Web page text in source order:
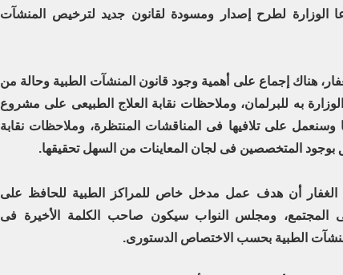
دعا الوزارة لطرح إصدار ومسودة لقانون جديد لترخيص المنشآت
هناك إجماع على أهمية وجود قانون المنشآت الطبية وحالة من
به للبرلمان، وملاحظات نقابة العلاج الطبيعى على مشروع
وسنعمل على تلافيها فى المناقشات المنتظرة، وملاحظات نقابة
بوجود المتخصصين فى لجان المعاينات من السهل تحقيقها.
أن هدف عمل مدخل خاص للمراكز الطبية للحافظ على
المجتمع، ومجلس النواب سيكون صاحب الكلمة الأخيرة فى
الطبية بحسب الاختصاص الدستورى.